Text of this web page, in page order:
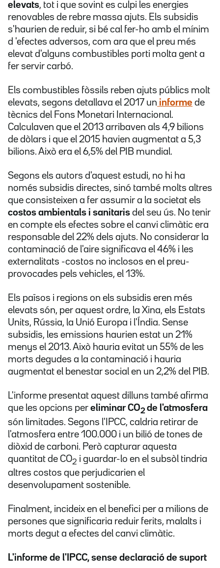
elevats, tot i que sovint es culpi les energies
renovables de rebre massa ajuts. Els subsidis
s'haurien de reduir, si bé cal fer-ho amb el mínim
d 'efectes adversos, com ara que el preu més
elevat d'alguns combustibles porti molta gent a
fer servir carbó.
Els combustibles fòssils reben ajuts públics molt
elevats, segons detallava el 2017 un informe de
tècnics del Fons Monetari Internacional.
Calculaven que el 2013 arribaven als 4,9 bilions
de dòlars i que el 2015 havien augmentat a 5,3
bilions. Això era el 6,5% del PIB mundial.
Segons els autors d'aquest estudi, no hi ha
només subsidis directes, sinó també molts altres
que consisteixen a fer assumir a la societat els
costos ambientals i sanitaris del seu ús. No tenir
en compte els efectes sobre el canvi climàtic era
responsable del 22% dels ajuts. No considerar la
contaminació de l'aire significava el 46% i les
externalitats -costos no inclosos en el preu-
provocades pels vehicles, el 13%.
Els països i regions on els subsidis eren més
elevats són, per aquest ordre, la Xina, els Estats
Units, Rússia, la Unió Europa i l'Índia. Sense
subsidis, les emissions haurien estat un 21%
menys el 2013. Això hauria evitat un 55% de les
morts degudes a la contaminació i hauria
augmentat el benestar social en un 2,2% del PIB.
L'informe presentat aquest dilluns també afirma
que les opcions per eliminar CO2 de l'atmosfera
són limitades. Segons l'IPCC, caldria retirar de
l'atmosfera entre 100.000 i un bilió de tones de
diòxid de carboni. Però capturar aquesta
quantitat de CO2 i guardar-lo en el subsòl tindria
altres costos que perjudicarien el
desenvolupament sostenible.
Finalment, incideix en el benefici per a milions de
persones que significaria reduir ferits, malalts i
morts degut a efectes del canvi climàtic.
L'informe de l'IPCC, sense declaració de suport